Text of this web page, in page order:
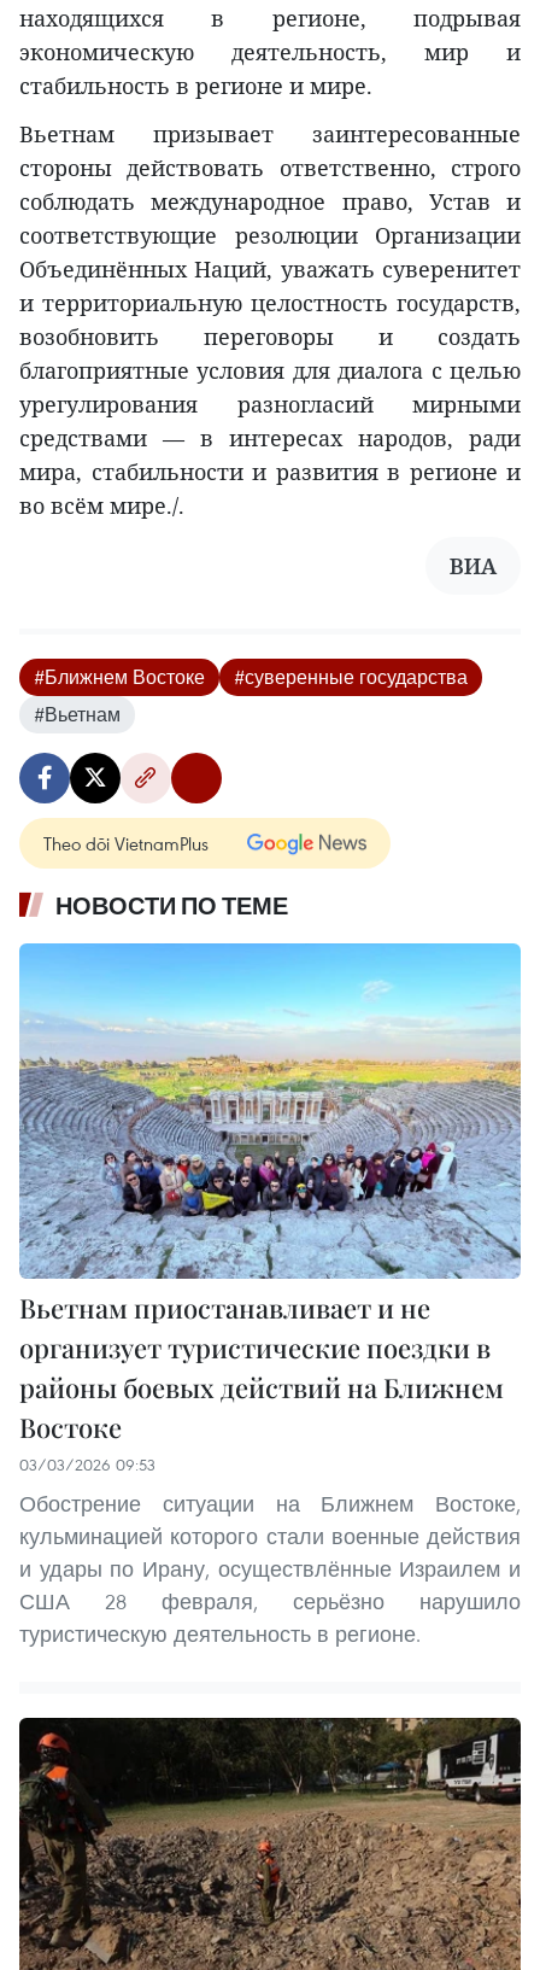
находящихся в регионе, подрывая
экономическую деятельность, мир и
стабильность в регионе и мире.
Вьетнам призывает заинтересованные
стороны действовать ответственно, строго
соблюдать международное право, Устав и
соответствующие резолюции Организации
Объединённых Наций, уважать суверенитет
и территориальную целостность государств,
возобновить переговоры и создать
благоприятные условия для диалога с целью
урегулирования разногласий мирными
средствами — в интересах народов, ради
мира, стабильности и развития в регионе и
во всём мире./.
ВИА
#Ближнем Востоке
#суверенные государства
#Вьетнам
Theo dõi VietnamPlus
НОВОСТИ ПО ТЕМЕ
Вьетнам приостанавливает и не
организует туристические поездки в
районы боевых действий на Ближнем
Востоке
03/03/2026 09:53
Обострение ситуации на Ближнем Востоке,
кульминацией которого стали военные действия
и удары по Ирану, осуществлённые Израилем и
США 28 февраля, серьёзно нарушило
туристическую деятельность в регионе.